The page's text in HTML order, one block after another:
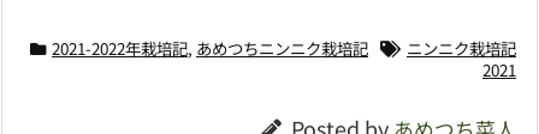
2021-2022年栽培記, あめつちニンニク栽培記
ニンニク栽培記
2021
Posted by